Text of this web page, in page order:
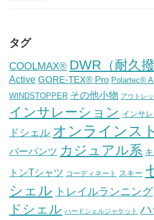
タグ
COOLMAX® DWR（耐久撥
Active GORE-TEX® Pro Polartec®
WINDSTOPPER その他小物 アウトレ
インサレーション インサ
ドシェル オンラインス
バーパンツ カジュアル系
トンTシャツ コーディネート スキー
シェル トレイルランニング
ドシェル ハードシェルジャケット